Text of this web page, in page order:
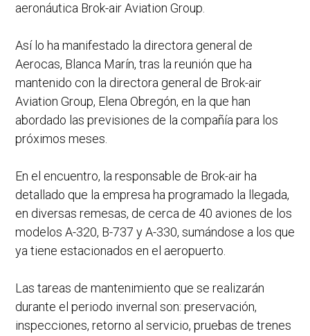
aeronáutica Brok-air Aviation Group.
Así lo ha manifestado la directora general de
Aerocas, Blanca Marín, tras la reunión que ha
mantenido con la directora general de Brok-air
Aviation Group, Elena Obregón, en la que han
abordado las previsiones de la compañía para los
próximos meses.
En el encuentro, la responsable de Brok-air ha
detallado que la empresa ha programado la llegada,
en diversas remesas, de cerca de 40 aviones de los
modelos A-320, B-737 y A-330, sumándose a los que
ya tiene estacionados en el aeropuerto.
Las tareas de mantenimiento que se realizarán
durante el periodo invernal son: preservación,
inspecciones, retorno al servicio, pruebas de trenes